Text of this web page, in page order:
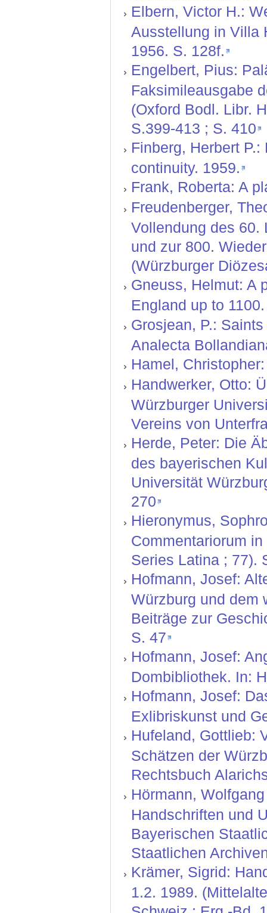
Elbern, Victor H.:
Ausstellung in Villa
1956. S. 128f.
Engelbert, Pius:
Faksimileausgabe
(Oxford Bodl. Libr.
S.399-413 ; S. 410
Finberg, Herbert
continuity. 1959.
Frank, Roberta: A
Freudenberger,
Vollendung des 60.
und zur 800.
(Würzburger
Gneuss, Helmut: A
England up to
Grosjean, P.:
Analecta
Hamel,
Handwerker, Otto:
Würzburger
Vereins von
Herde, Peter: Die
des bayerischen
Universität
270
Hieronymus,
Commentariorum
Series Latina ; 77).
Hofmann, Josef:
Würzburg und dem
Beiträge zur
S. 47
Hofmann, Josef:
Dombibliothek. In:
Hofmann, Josef:
Exlibriskunst und
Hufeland, Gottlieb:
Schätzen der
Rechtsbuch
Hörmann,
Handschriften und
Bayerischen
Staatlichen
Krämer, Sigrid:
1.2. 1989.